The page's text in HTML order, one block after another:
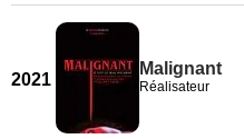
2021
Malignant
Réalisateur